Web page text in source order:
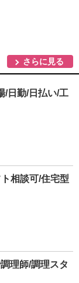
さらに見る
/日勤/日払い/工
相談可/住宅型
理師/調理スタ